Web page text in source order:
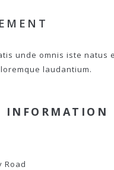
unde omnis iste natus
laudantium.
INFORMATION
Road